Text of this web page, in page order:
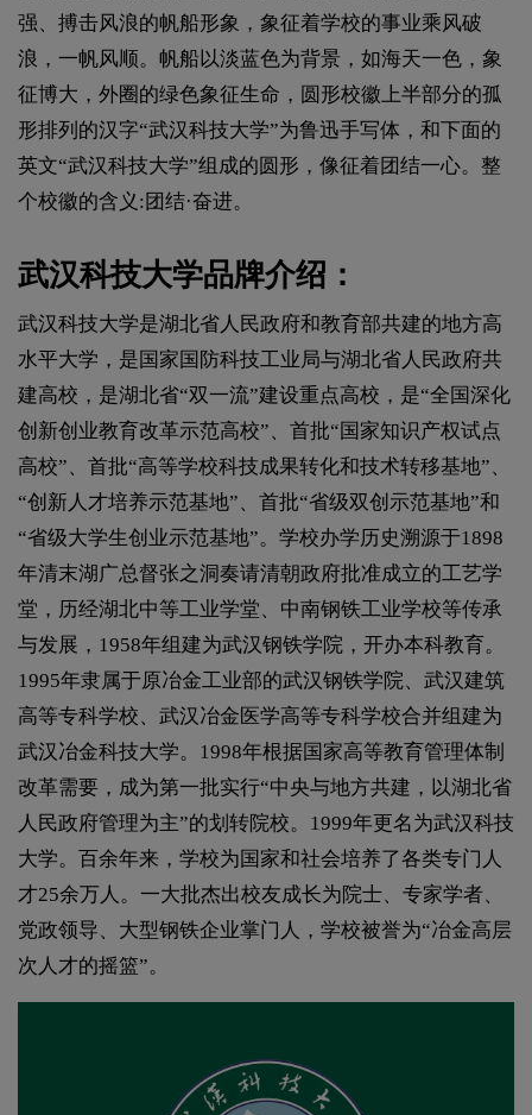
强、搏击风浪的帆船形象，象征着学校的事业乘风破
浪，一帆风顺。帆船以淡蓝色为背景，如海天一色，象
征博大，外圈的绿色象征生命，圆形校徽上半部分的孤
形排列的汉字“武汉科技大学”为鲁迅手写体，和下面的
英文“武汉科技大学”组成的圆形，像征着团结一心。整
个校徽的含义:团结·奋进。
武汉科技大学品牌介绍：
武汉科技大学是湖北省人民政府和教育部共建的地方高
水平大学，是国家国防科技工业局与湖北省人民政府共
建高校，是湖北省“双一流”建设重点高校，是“全国深化
创新创业教育改革示范高校”、首批“国家知识产权试点
高校”、首批“高等学校科技成果转化和技术转移基地”、
“创新人才培养示范基地”、首批“省级双创示范基地”和
“省级大学生创业示范基地”。学校办学历史溯源于1898
年清末湖广总督张之洞奏请清朝政府批准成立的工艺学
堂，历经湖北中等工业学堂、中南钢铁工业学校等传承
与发展，1958年组建为武汉钢铁学院，开办本科教育。
1995年隶属于原冶金工业部的武汉钢铁学院、武汉建筑
高等专科学校、武汉冶金医学高等专科学校合并组建为
武汉冶金科技大学。1998年根据国家高等教育管理体制
改革需要，成为第一批实行“中央与地方共建，以湖北省
人民政府管理为主”的划转院校。1999年更名为武汉科技
大学。百余年来，学校为国家和社会培养了各类专门人
才25余万人。一大批杰出校友成长为院士、专家学者、
党政领导、大型钢铁企业掌门人，学校被誉为“冶金高层
次人才的摇篮”。